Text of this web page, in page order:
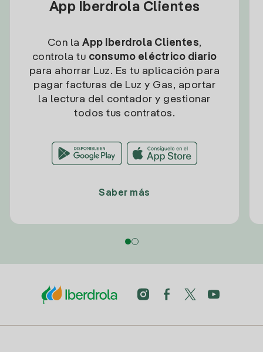
App Iberdrola Clientes
Con la App Iberdrola Clientes,
controla tu consumo eléctrico diario
para ahorrar Luz. Es tu aplicación para
pagar facturas de Luz y Gas, aportar
la lectura del contador y gestionar
todos tus contratos.
Saber más